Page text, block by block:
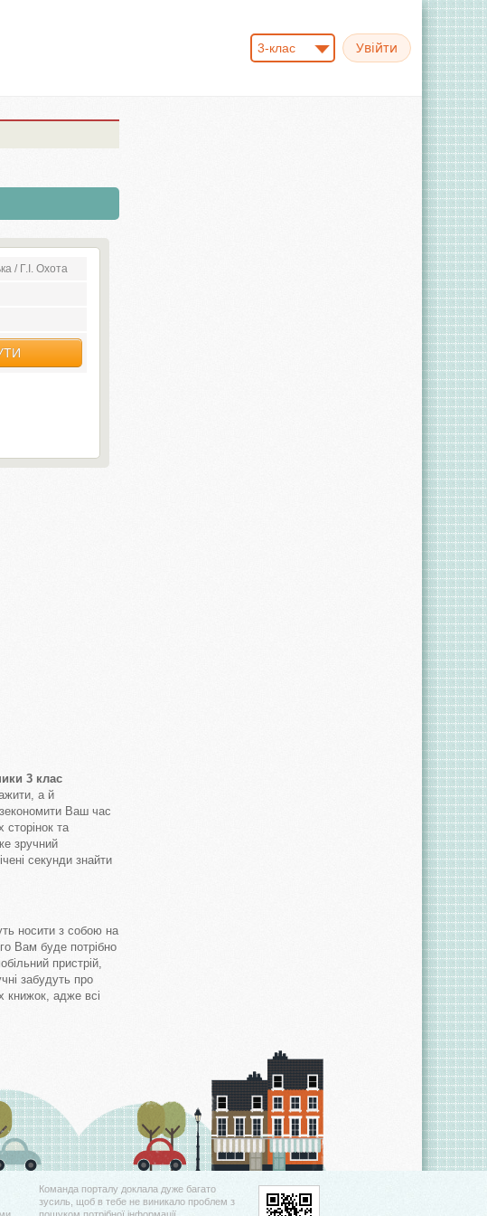
3-клас
/ Г.І. Охота
3 клас
а й
Ваш час
сторінок та
зручний
секунди знайти
носити з собою на
Вам буде потрібно
пристрій,
забудуть про
книжок, адже всі
Команда порталу доклала дуже багато
зусиль, щоб в тебе не виникало проблем з